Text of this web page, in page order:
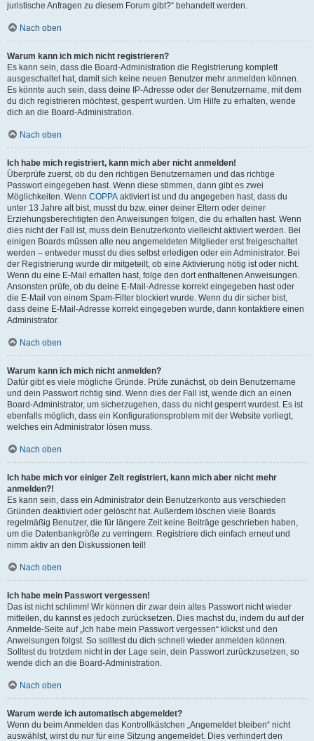
juristische Anfragen zu diesem Forum gibt?“ behandelt werden.
Nach oben
Warum kann ich mich nicht registrieren?
Es kann sein, dass die Board-Administration die Registrierung komplett
ausgeschaltet hat, damit sich keine neuen Benutzer mehr anmelden können.
Es könnte auch sein, dass deine IP-Adresse oder der Benutzername, mit dem
du dich registrieren möchtest, gesperrt wurden. Um Hilfe zu erhalten, wende
dich an die Board-Administration.
Nach oben
Ich habe mich registriert, kann mich aber nicht anmelden!
Überprüfe zuerst, ob du den richtigen Benutzernamen und das richtige
Passwort eingegeben hast. Wenn diese stimmen, dann gibt es zwei
Möglichkeiten. Wenn COPPA aktiviert ist und du angegeben hast, dass du
unter 13 Jahre alt bist, musst du bzw. einer deiner Eltern oder deiner
Erziehungsberechtigten den Anweisungen folgen, die du erhalten hast. Wenn
dies nicht der Fall ist, muss dein Benutzerkonto vielleicht aktiviert werden. Bei
einigen Boards müssen alle neu angemeldeten Mitglieder erst freigeschaltet
werden – entweder musst du dies selbst erledigen oder ein Administrator. Bei
der Registrierung wurde dir mitgeteilt, ob eine Aktivierung nötig ist oder nicht.
Wenn du eine E-Mail erhalten hast, folge den dort enthaltenen Anweisungen.
Ansonsten prüfe, ob du deine E-Mail-Adresse korrekt eingegeben hast oder
die E-Mail von einem Spam-Filter blockiert wurde. Wenn du dir sicher bist,
dass deine E-Mail-Adresse korrekt eingegeben wurde, dann kontaktiere einen
Administrator.
Nach oben
Warum kann ich mich nicht anmelden?
Dafür gibt es viele mögliche Gründe. Prüfe zunächst, ob dein Benutzername
und dein Passwort richtig sind. Wenn dies der Fall ist, wende dich an einen
Board-Administrator, um sicherzugehen, dass du nicht gesperrt wurdest. Es ist
ebenfalls möglich, dass ein Konfigurationsproblem mit der Website vorliegt,
welches ein Administrator lösen muss.
Nach oben
Ich habe mich vor einiger Zeit registriert, kann mich aber nicht mehr
anmelden?!
Es kann sein, dass ein Administrator dein Benutzerkonto aus verschieden
Gründen deaktiviert oder gelöscht hat. Außerdem löschen viele Boards
regelmäßig Benutzer, die für längere Zeit keine Beiträge geschrieben haben,
um die Datenbankgröße zu verringern. Registriere dich einfach erneut und
nimm aktiv an den Diskussionen teil!
Nach oben
Ich habe mein Passwort vergessen!
Das ist nicht schlimm! Wir können dir zwar dein altes Passwort nicht wieder
mitteilen, du kannst es jedoch zurücksetzen. Dies machst du, indem du auf der
Anmelde-Seite auf „Ich habe mein Passwort vergessen“ klickst und den
Anweisungen folgst. So solltest du dich schnell wieder anmelden können.
Solltest du trotzdem nicht in der Lage sein, dein Passwort zurückzusetzen, so
wende dich an die Board-Administration.
Nach oben
Warum werde ich automatisch abgemeldet?
Wenn du beim Anmelden das Kontrollkästchen „Angemeldet bleiben“ nicht
auswählst, wirst du nur für eine Sitzung angemeldet. Dies verhindert den